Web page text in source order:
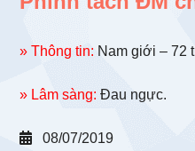
» Thông tin: Nam giới – 72
» Lâm sàng: Đau ngực.
08/07/2019